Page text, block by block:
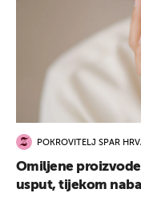
POKROVITELJ SPAR
Omiljene
usput, tijekom